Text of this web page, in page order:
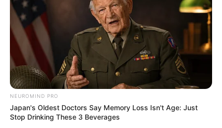
NEUROMIND PRO
Japan's Oldest Doctors Say Memory Loss Isn't Age: Just
Stop Drinking These 3 Beverages